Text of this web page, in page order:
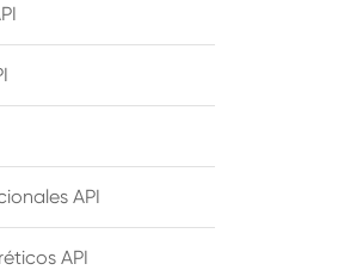
API
API